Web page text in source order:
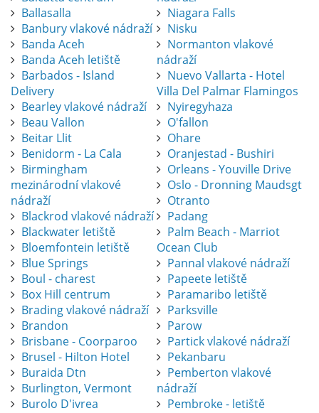
Ballasalla
Banbury vlakové nádraží
Banda Aceh
Banda Aceh letiště
Barbados - Island
Delivery
Bearley vlakové nádraží
Beau Vallon
Beitar Llit
Benidorm - La Cala
Birmingham
mezinárodní vlakové
nádraží
Blackrod vlakové nádraží
Blackwater letiště
Bloemfontein letiště
Blue Springs
Boul - charest
Box Hill centrum
Brading vlakové nádraží
Brandon
Brisbane - Coorparoo
Brusel - Hilton Hotel
Buraida Dtn
Burlington, Vermont
Burolo D'ivrea
Niagara Falls
Nisku
Normanton vlakové
nádraží
Nuevo Vallarta - Hotel
Villa Del Palmar Flamingos
Nyiregyhaza
O'fallon
Ohare
Oranjestad - Bushiri
Orleans - Youville Drive
Oslo - Dronning Maudsgt
Otranto
Padang
Palm Beach - Marriot
Ocean Club
Pannal vlakové nádraží
Papeete letiště
Paramaribo letiště
Parksville
Parow
Partick vlakové nádraží
Pekanbaru
Pemberton vlakové
nádraží
Pembroke - letiště